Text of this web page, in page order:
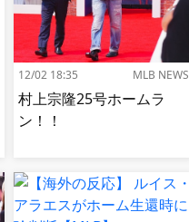
12/02 18:35 MLB NEWS
村上宗隆25号ホームラ
ン！！